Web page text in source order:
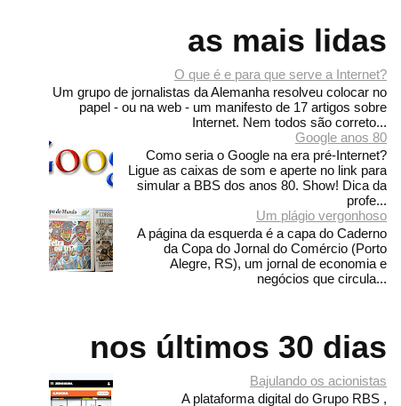
as mais lidas
O que é e para que serve a Internet?
Um grupo de jornalistas da Alemanha resolveu colocar no
papel - ou na web - um manifesto de 17 artigos sobre
Internet. Nem todos são correto...
Google anos 80
Como seria o Google na era pré-Internet?
Ligue as caixas de som e aperte no link para
simular a BBS dos anos 80. Show! Dica da
profe...
Um plágio vergonhoso
A página da esquerda é a capa do Caderno
da Copa do Jornal do Comércio (Porto
Alegre, RS), um jornal de economia e
negócios que circula...
nos últimos 30 dias
Bajulando os acionistas
A plataforma digital do Grupo RBS ,